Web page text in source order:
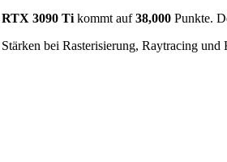
3090 Ti kommt auf38,000 Punkte.
bei Rasterisierung, Raytracing